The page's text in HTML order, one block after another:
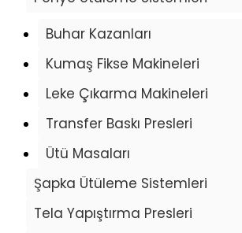
Buhar Kazanları
Kumaş Fikse Makineleri
Leke Çıkarma Makineleri
Transfer Baskı Presleri
Ütü Masaları
Şapka Ütüleme Sistemleri
Tela Yapıştırma Presleri